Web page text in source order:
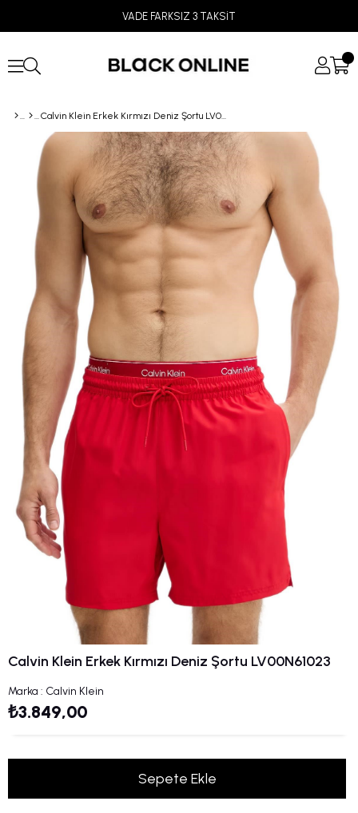
VADE FARKSIZ 3 TAKSİT
Calvin Klein Erkek Kırmızı Deniz Şortu LV00N61023
Calvin Klein Erkek Kırmızı Deniz Şortu LV00N61023
Marka : Calvin Klein
₺3.849,00